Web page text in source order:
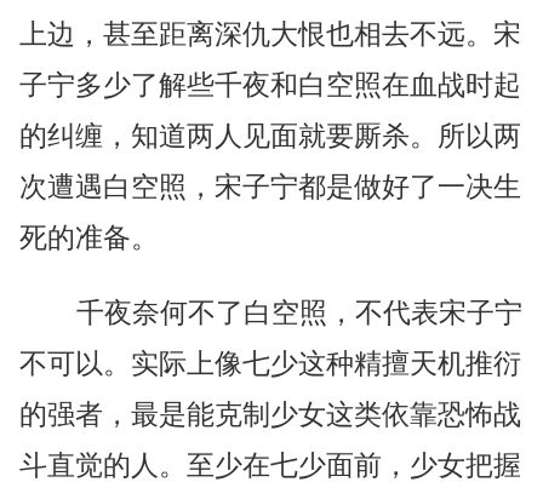
上边，甚至距离深仇大恨也相去不远。宋
子宁多少了解些千夜和白空照在血战时起
的纠缠，知道两人见面就要厮杀。所以两
次遭遇白空照，宋子宁都是做好了一决生
死的准备。
千夜奈何不了白空照，不代表宋子宁
不可以。实际上像七少这种精擅天机推衍
的强者，最是能克制少女这类依靠恐怖战
斗直觉的人。至少在七少面前，少女把握